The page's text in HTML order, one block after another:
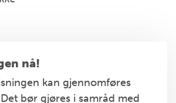
nå!
kan gjennomføres
bør gjøres i samråd med